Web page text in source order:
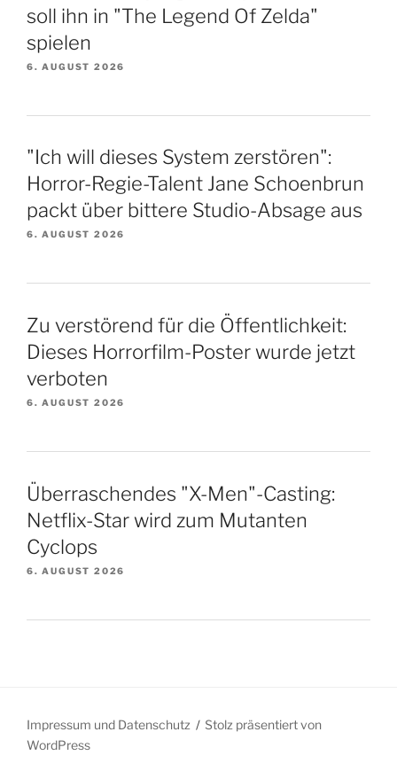
soll ihn in "The Legend Of Zelda"
spielen
6. AUGUST 2026
"Ich will dieses System zerstören":
Horror-Regie-Talent Jane Schoenbrun
packt über bittere Studio-Absage aus
6. AUGUST 2026
Zu verstörend für die Öffentlichkeit:
Dieses Horrorfilm-Poster wurde jetzt
verboten
6. AUGUST 2026
Überraschendes "X-Men"-Casting:
Netflix-Star wird zum Mutanten
Cyclops
6. AUGUST 2026
Impressum und Datenschutz
Stolz präsentiert von
WordPress